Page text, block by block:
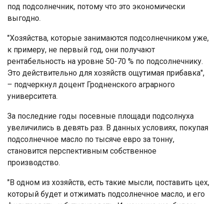
под подсолнечник, потому что это экономически
выгодно.
"Хозяйства, которые занимаются подсолнечником уже,
к примеру, не первый год, они получают
рентабельность на уровне 50-70 % по подсолнечнику.
Это действительно для хозяйств ощутимая прибавка",
– подчеркнул доцент Гродненского аграрного
университета.
За последние годы посевные площади подсолнуха
увеличились в девять раз. В данных условиях, покупая
подсолнечное масло по тысяче евро за тонну,
становится перспективным собственное
производство.
"В одном из хозяйств, есть такие мысли, поставить цех,
который будет и отжимать подсолнечное масло, и его